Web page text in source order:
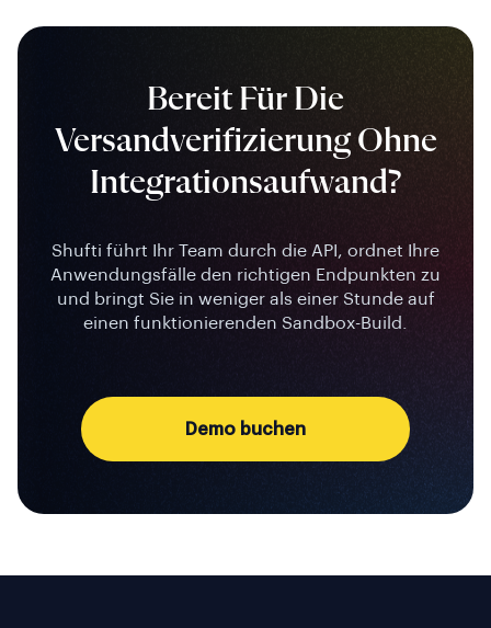
Bereit Für Die
Versandverifizierung Ohne
Integrationsaufwand?
Shufti führt Ihr Team durch die API, ordnet Ihre
Anwendungsfälle den richtigen Endpunkten zu
und bringt Sie in weniger als einer Stunde auf
einen funktionierenden Sandbox-Build.
Demo buchen